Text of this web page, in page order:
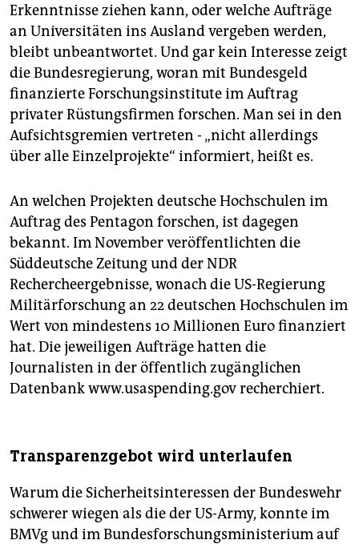
Erkenntnisse ziehen kann, oder welche Aufträge
an Universitäten ins Ausland vergeben werden,
bleibt unbeantwortet. Und gar kein Interesse zeigt
die Bundesregierung, woran mit Bundesgeld
finanzierte Forschungsinstitute im Auftrag
privater Rüstungsfirmen forschen. Man sei in den
Aufsichtsgremien vertreten - „nicht allerdings
über alle Einzelprojekte“ informiert, heißt es.
An welchen Projekten deutsche Hochschulen im
Auftrag des Pentagon forschen, ist dagegen
bekannt. Im November veröffentlichten die
Süddeutsche Zeitung und der NDR
Rechercheergebnisse, wonach die US-Regierung
Militärforschung an 22 deutschen Hochschulen im
Wert von mindestens 10 Millionen Euro finanziert
hat. Die jeweiligen Aufträge hatten die
Journalisten in der öffentlich zugänglichen
Datenbank www.usaspending.gov recherchiert.
Transparenzgebot wird unterlaufen
Warum die Sicherheitsinteressen der Bundeswehr
schwerer wiegen als die der US-Army, konnte im
BMVg und im Bundesforschungsministerium auf